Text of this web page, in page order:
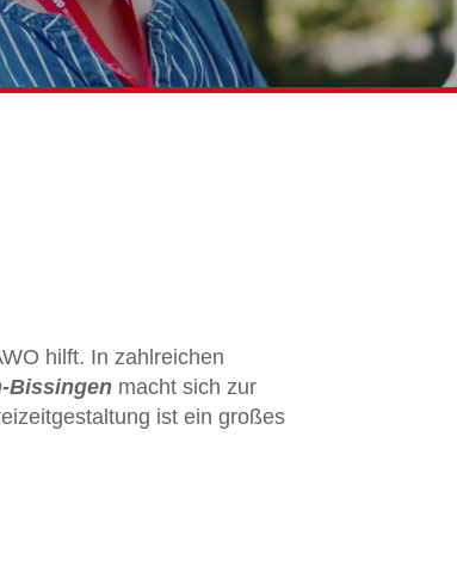
hilft. In zahlreichen
Bissingen macht sich zur
ist ein großes